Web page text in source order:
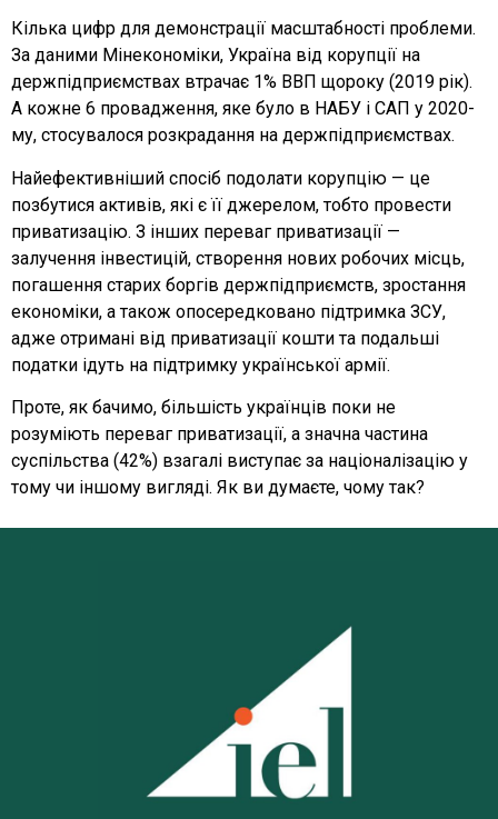
Кілька цифр для демонстрації масштабності проблеми.
За даними Мінекономіки, Україна від корупції на
держпідприємствах втрачає 1% ВВП щороку (2019 рік).
А кожне 6 провадження, яке було в НАБУ і САП у 2020-
му, стосувалося розкрадання на держпідприємствах.
Найефективніший спосіб подолати корупцію — це
позбутися активів, які є її джерелом, тобто провести
приватизацію. З інших переваг приватизації —
залучення інвестицій, створення нових робочих місць,
погашення старих боргів держпідприємств, зростання
економіки, а також опосередковано підтримка ЗСУ,
адже отримані від приватизації кошти та подальші
податки ідуть на підтримку української армії.
Проте, як бачимо, більшість українців поки не
розуміють переваг приватизації, а значна частина
суспільства (42%) взагалі виступає за націоналізацію у
тому чи іншому вигляді. Як ви думаєте, чому так?